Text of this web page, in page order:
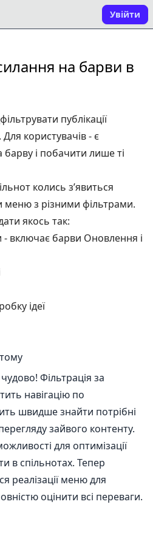
Увійти
на барви в
публікації
користувачів - є
барву і побачити лише ті
колись зʼявиться
з різними фільтрами.
якось так:
- включає барви Оновлення і
ідеї
Фільтрація за
навігацію по
швидше знайти потрібні
зайвого контенту.
для оптимізації
в спільнотах. Тепер
реалізації меню для
оцінити всі переваги.